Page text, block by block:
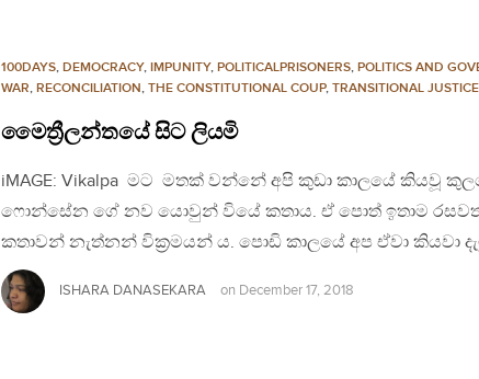
100DAYS, DEMOCRACY, IMPUNITY, POLITICALPRISONERS, POLITICS AND
WAR, RECONCILIATION, THE CONSTITUTIONAL COUP, TRANSITIONAL JUSTICE
මෛත්‍රීලන්තයේ සිට ලියමි
iMAGE: Vikalpa මට මතක් වන්නේ අපි කුඩා කාලයේ කියවූ
ෆොන්සේන ගේ නව යොවුන් වියේ කතාය. ඒ පොත් ඉතාම
කතාවන් නැත්නන් වික්‍රමයන් ය. පොඩි කාලයේ අප ඒවා කියවා
ISHARA DANASEKARA on December 17, 2018